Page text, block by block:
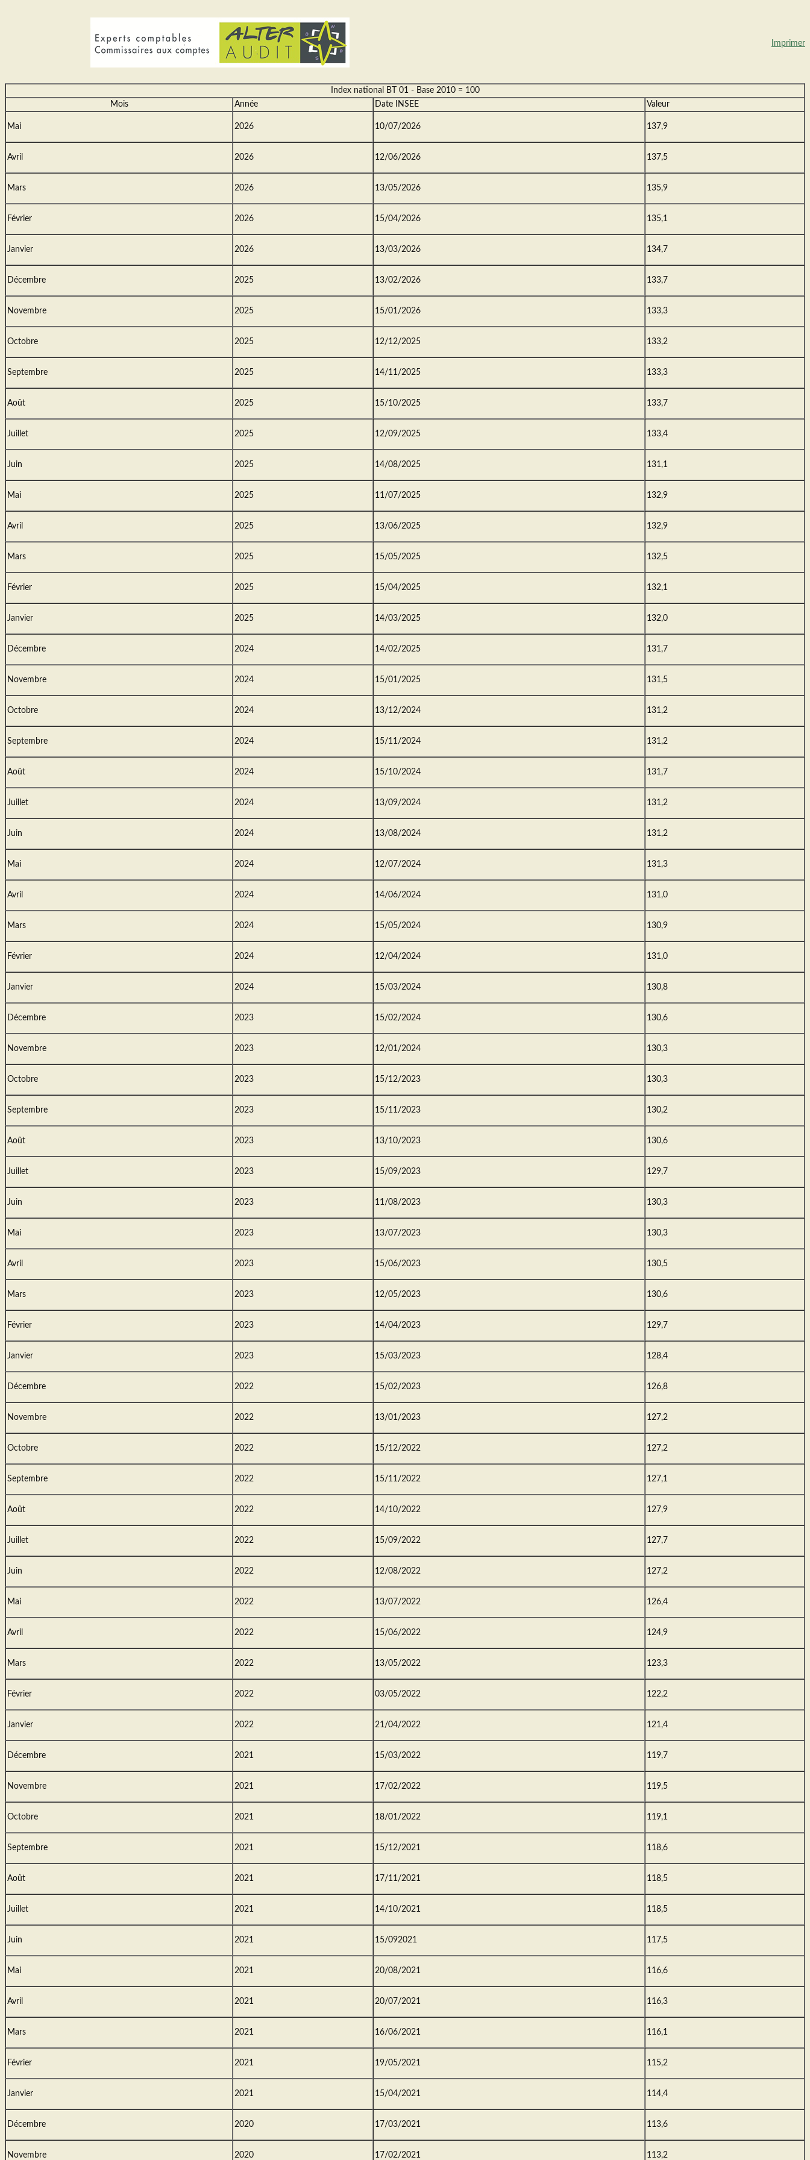
Imprimer
Index national BT 01 - Base 2010 = 100
Mois
Année Date INSEE Valeur
Mai 2026 10/07/2026 137,9
Avril 2026 12/06/2026 137,5
Mars 2026 13/05/2026 135,9
Février 2026 15/04/2026 135,1
Janvier 2026 13/03/2026 134,7
Décembre 2025 13/02/2026 133,7
Novembre 2025 15/01/2026 133,3
Octobre 2025 12/12/2025 133,2
Septembre 2025 14/11/2025 133,3
Août 2025 15/10/2025 133,7
Juillet 2025 12/09/2025 133,4
Juin 2025 14/08/2025 131,1
Mai 2025 11/07/2025 132,9
Avril 2025 13/06/2025 132,9
Mars 2025 15/05/2025 132,5
Février 2025 15/04/2025 132,1
Janvier 2025 14/03/2025 132,0
Décembre 2024 14/02/2025 131,7
Novembre 2024 15/01/2025 131,5
Octobre 2024 13/12/2024 131,2
Septembre 2024 15/11/2024 131,2
Août 2024 15/10/2024 131,7
Juillet 2024 13/09/2024 131,2
Juin 2024 13/08/2024 131,2
Mai 2024 12/07/2024 131,3
Avril 2024 14/06/2024 131,0
Mars 2024 15/05/2024 130,9
Février 2024 12/04/2024 131,0
Janvier 2024 15/03/2024 130,8
Décembre 2023 15/02/2024 130,6
Novembre 2023 12/01/2024 130,3
Octobre 2023 15/12/2023 130,3
Septembre 2023 15/11/2023 130,2
Août 2023 13/10/2023 130,6
Juillet 2023 15/09/2023 129,7
Juin 2023 11/08/2023 130,3
Mai 2023 13/07/2023 130,3
Avril 2023 15/06/2023 130,5
Mars 2023 12/05/2023 130,6
Février 2023 14/04/2023 129,7
Janvier 2023 15/03/2023 128,4
Décembre 2022 15/02/2023 126,8
Novembre 2022 13/01/2023 127,2
Octobre 2022 15/12/2022 127,2
Septembre 2022 15/11/2022 127,1
Août 2022 14/10/2022 127,9
Juillet 2022 15/09/2022 127,7
Juin 2022 12/08/2022 127,2
Mai 2022 13/07/2022 126,4
Avril 2022 15/06/2022 124,9
Mars 2022 13/05/2022 123,3
Février 2022 03/05/2022 122,2
Janvier 2022 21/04/2022 121,4
Décembre 2021 15/03/2022 119,7
Novembre 2021 17/02/2022 119,5
Octobre 2021 18/01/2022 119,1
Septembre 2021 15/12/2021 118,6
Août 2021 17/11/2021 118,5
Juillet 2021 14/10/2021 118,5
Juin 2021 15/092021 117,5
Mai 2021 20/08/2021 116,6
Avril 2021 20/07/2021 116,3
Mars 2021 16/06/2021 116,1
Février 2021 19/05/2021 115,2
Janvier 2021 15/04/2021 114,4
Décembre 2020 17/03/2021 113,6
Novembre 2020 17/02/2021 113,2